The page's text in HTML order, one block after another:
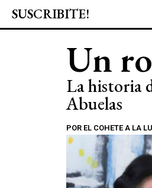
SUSCRIBITE!
Un
La historia
Abuelas
POR EL COHETE A LA